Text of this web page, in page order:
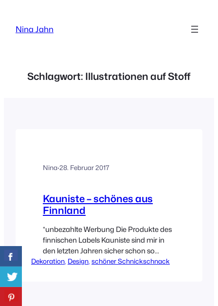
springen
Nina Jahn
Schlagwort: Illustrationen auf Stoff
Nina·28. Februar 2017
Kauniste – schönes aus
Finnland
*unbezahlte Werbung Die Produkte des
finnischen Labels Kauniste sind mir in
den letzten Jahren sicher schon so
einige Male über den Weg gelaufen. Als
Dekoration, Design, schöner Schnickschnack